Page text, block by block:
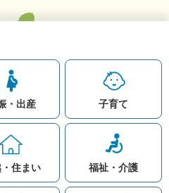
・出産 子育て
住まい 福祉・介護